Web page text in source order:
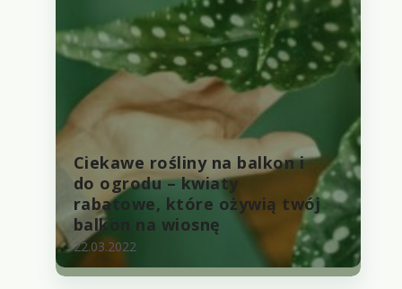
Ciekawe rośliny na balkon i
do ogrodu – kwiaty
rabatowe, które ożywią twój
balkon na wiosnę
22.03.2022